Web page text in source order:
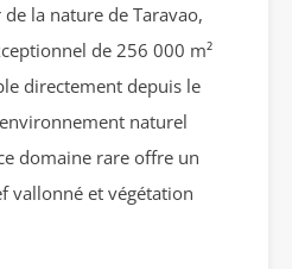
la nature de Taravao,
de 256 000 m²
directement depuis le
naturel
domaine rare offre un
vallonné et végétation